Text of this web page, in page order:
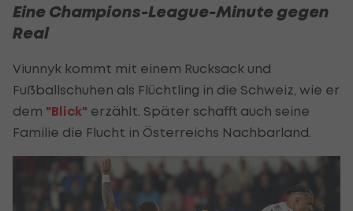
Eine Champions-League-Minute gegen
Real
Viunnyk kommt mit einem Rucksack und
Fußballschuhen als Flüchtling in die Schweiz, wie er
dem "Blick" erzählt. Später schafft auch seine
Familie die Flucht in Österreichs Nachbarland.